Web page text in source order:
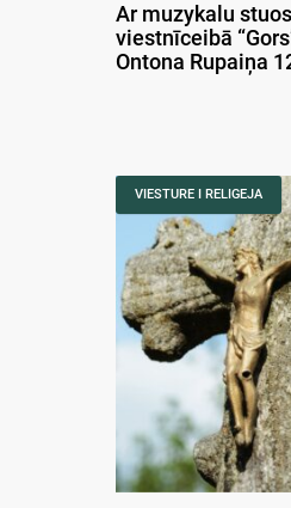
Ar muzykalu
viestnīceibā
Ontona Rupaiņa
VIESTURE I RELIGEJA